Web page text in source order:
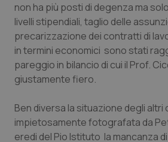
Tumore ovarico
Tumori del Polmone &
Tumori gastrointestinali
Ulcera & Reflusso
Vaccini
non ha più posti di degenza ma
livelli stipendiali, taglio delle
precarizzazione dei contratti di
in termini economici sono stati
pareggio in bilancio di cui il Prof.
giustamente fiero.
Ben diversa la situazione degli altri
impietosamente fotografata da
eredi del Pio Istituto la mancanza